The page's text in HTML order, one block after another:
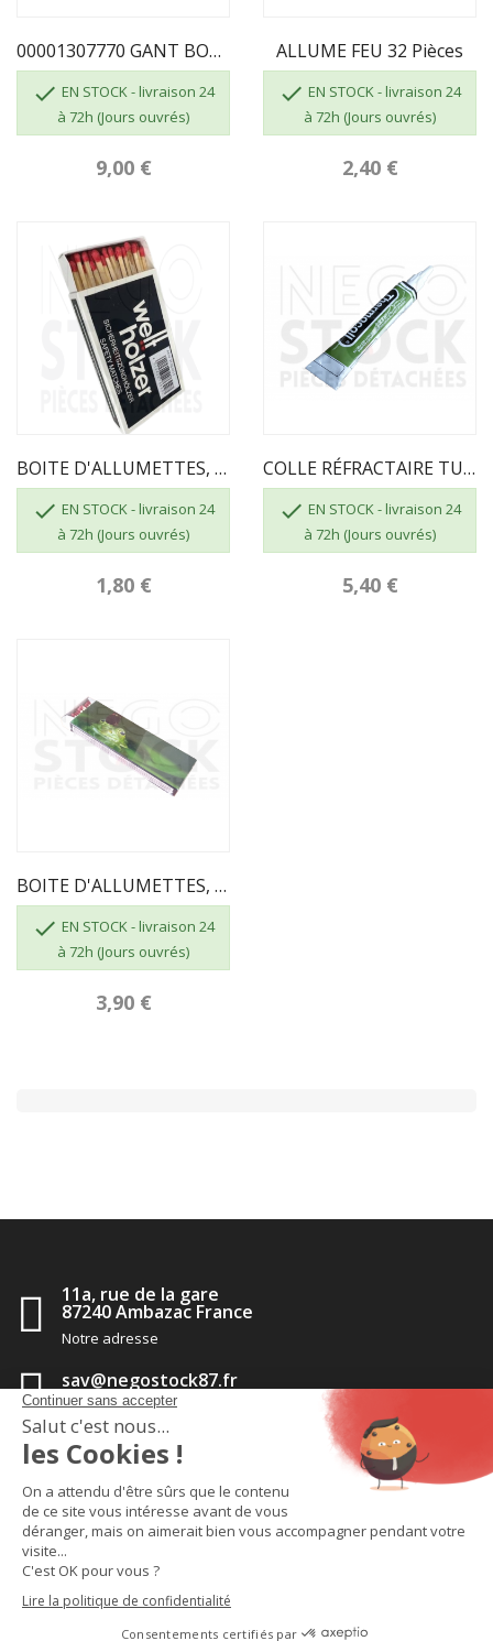
00001307770 GANT BOUCLETTE 4700 TAILLE 10
 EN STOCK - livraison 24
à 72h (Jours ouvrés)
9,00 €
ALLUME FEU 32 Pièces
 EN STOCK - livraison 24
à 72h (Jours ouvrés)
2,40 €
BOITE D'ALLUMETTES, 55 Pcs, Longueur 100 Mm
 EN STOCK - livraison 24
à 72h (Jours ouvrés)
1,80 €
COLLE RÉFRACTAIRE TUBE DE 17 ML
 EN STOCK - livraison 24
à 72h (Jours ouvrés)
5,40 €
BOITE D'ALLUMETTES, 55 Pcs, Longueur 195mm
 EN STOCK - livraison 24
à 72h (Jours ouvrés)
3,90 €
11a, rue de la gare
87240 Ambazac France
Notre adresse
sav@negostock87.fr
Contactez-nous
05 55 56 35 14
2020 - Negostock pièces détachées TM-CGV-Politique de